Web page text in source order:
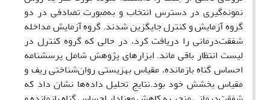
نمونه‌گیری در دسترس انتخاب و به‌صورت تصادفی در دو
گروه آزمایش و کنترل جایگزین شدند. گروه آزمایش مداخله
شفقت‌درمانی را دریافت کرد، در حالی که گروه کنترل در
لیست انتظار باقی ماند. ابزارهای پژوهش شامل پرسشنامه
احساس گناه بازمانده، مقیاس بهزیستی روان‌شناختی ریف و
مقیاس بخشش خود بود.نتایج تحلیل داده‌ها نشان داد که